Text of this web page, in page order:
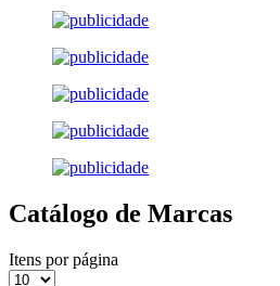
Catálogo de Marcas
Itens por página